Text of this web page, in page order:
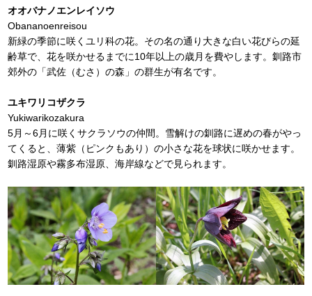
オオバナノエンレイソウ
Obananoenreisou
新緑の季節に咲くユリ科の花。その名の通り大きな白い花びらの延
齢草で、花を咲かせるまでに10年以上の歳月を費やします。釧路市
郊外の「武佐（むさ）の森」の群生が有名です。
ユキワリコザクラ
Yukiwarikozakura
5月～6月に咲くサクラソウの仲間。雪解けの釧路に遅めの春がやっ
てくると、薄紫（ピンクもあり）の小さな花を球状に咲かせます。
釧路湿原や霧多布湿原、海岸線などで見られます。